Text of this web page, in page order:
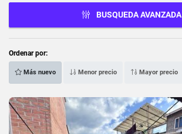
BUSQUEDA AVANZADA
Ordenar por:
Más nuevo Menor precio Mayor precio